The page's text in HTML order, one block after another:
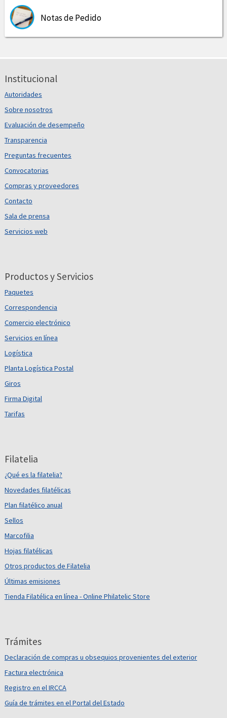
Notas de Pedido
Institucional
Autoridades
Sobre nosotros
Evaluación de desempeño
Transparencia
Preguntas frecuentes
Convocatorias
Compras y proveedores
Contacto
Sala de prensa
Servicios web
Productos y Servicios
Paquetes
Correspondencia
Comercio electrónico
Servicios en línea
Logística
Planta Logística Postal
Giros
Firma Digital
Tarifas
Filatelia
¿Qué es la filatelia?
Novedades filatélicas
Plan filatélico anual
Sellos
Marcofilia
Hojas filatélicas
Otros productos de Filatelia
Últimas emisiones
Tienda Filatélica en línea - Online Philatelic Store
Trámites
Declaración de compras u obsequios provenientes del exterior
Factura electrónica
Registro en el IRCCA
Guía de trámites en el Portal del Estado